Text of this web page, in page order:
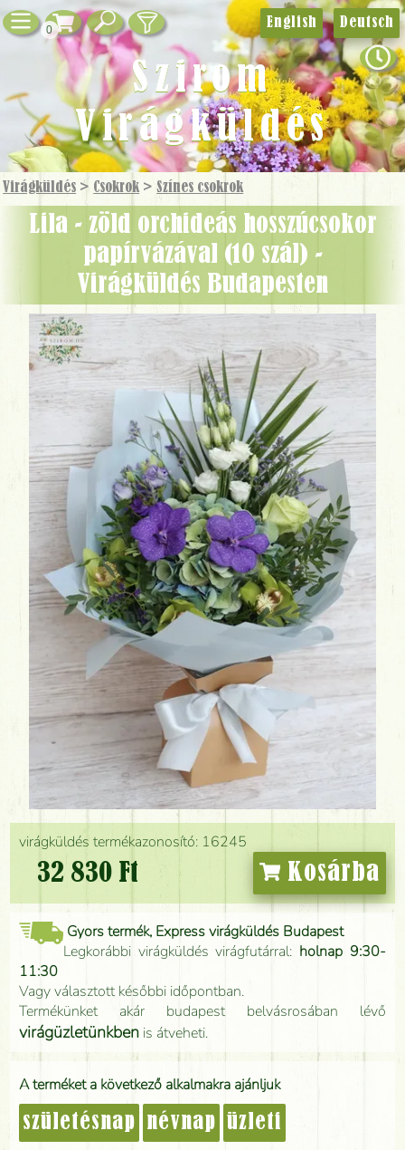
0
Virágküldés > Csokrok >Színes csokrok
Lila - zöld orchideás hosszúcsokor
papírvázával (10 szál) -
Virágküldés Budapesten
virágküldés termékazonosító: 16245
32 830 Ft Kosárba
Gyors termék, Express virágküldés Budapest
Legkorábbi virágküldés virágfutárral: holnap 9:30-
11:30
Vagy választott későbbi időpontban.
Termékünket akár budapest belvásrosában lévő
virágüzletünkben is átveheti.
A terméket a következő alkalmakra ajánljuk
születésnap névnap üzleti
English Deutsch
Szirom
Virágküldés